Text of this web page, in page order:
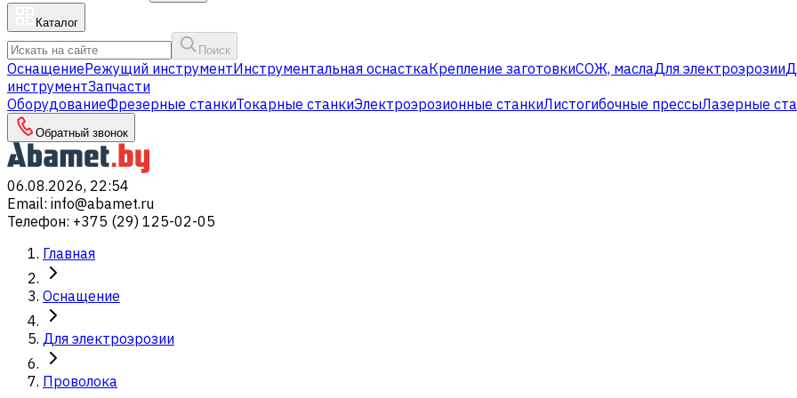
Каталог
Поиск
ОснащениеРежущий инструментИнструментальная оснасткаКрепление заготовкиСОЖ, маслаДля электроэрозии
инструментЗапчасти
ОборудованиеФрезерные станкиТокарные станкиЭлектроэрозионные станкиЛистогибочные прессыЛазерные
Обратный звонок
06.08.2026, 22:54
Email: info@abamet.ru
Телефон: +375 (29) 125-02-05
Главная
Оснащение
Для электроэрозии
Проволока